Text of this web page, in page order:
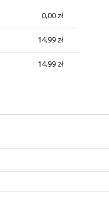
kosztów0,00 zł
14,99 zł
14,99 zł